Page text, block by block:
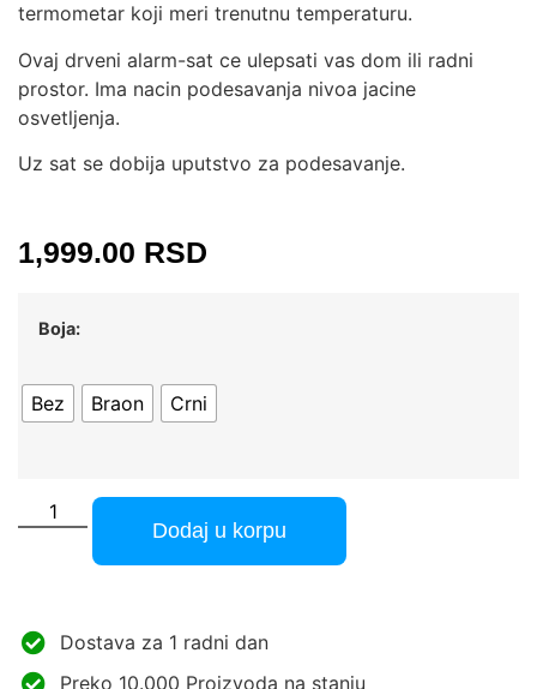
termometar koji meri trenutnu temperaturu.
Ovaj drveni alarm-sat ce ulepsati vas dom ili radni
prostor. Ima nacin podesavanja nivoa jacine
osvetljenja.
Uz sat se dobija uputstvo za podesavanje.
1,999.00 RSD
Boja:
Bez Braon Crni
Dodaj u korpu
Dostava za 1 radni dan
Preko 10.000 Proizvoda na stanju